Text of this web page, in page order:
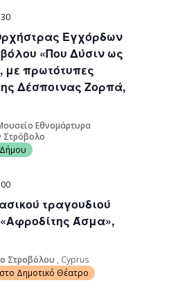
Εγχόρδων
«Που Δύσιν ως
με πρωτότυπες
Δέσποινας Ζορπά,
Εθνομάρτυρα
Στρόβολο
τραγουδιού
Άσμα»,
Στροβόλου , Cyprus
Δημοτικό Θέατρο